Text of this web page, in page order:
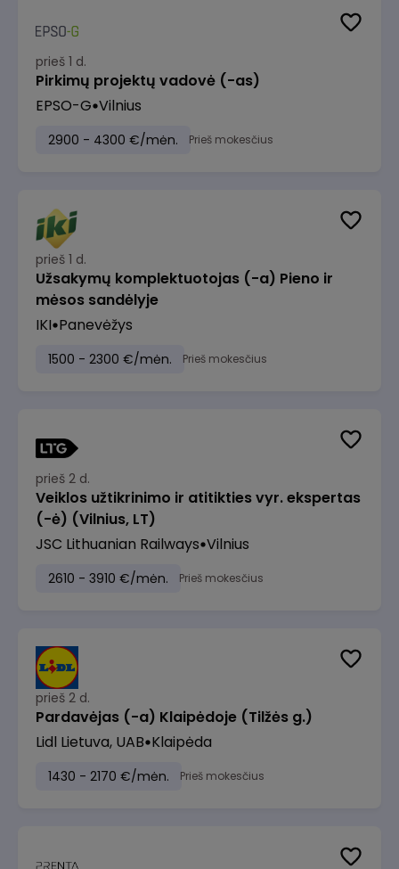
prieš 1 d.
Pirkimų projektų vadovė (-as)
EPSO-G Vilnius
2900 - 4300 €/mėn. Prieš mokesčius
prieš 1 d.
Užsakymų komplektuotojas (-a) Pieno ir
mėsos sandėlyje
IKI Panevėžys
1500 - 2300 €/mėn. Prieš mokesčius
prieš 2 d.
Veiklos užtikrinimo ir atitikties vyr. ekspertas
(-ė) (Vilnius, LT)
JSC Lithuanian Railways Vilnius
2610 - 3910 €/mėn. Prieš mokesčius
prieš 2 d.
Pardavėjas (-a) Klaipėdoje (Tilžės g.)
Lidl Lietuva, UAB Klaipėda
1430 - 2170 €/mėn. Prieš mokesčius